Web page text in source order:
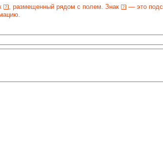
, размещенный рядом с полем. Знак
— это